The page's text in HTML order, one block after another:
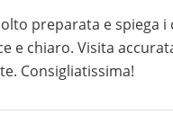
preparata e spiega i
e chiaro. Visita
Consigliatissima!